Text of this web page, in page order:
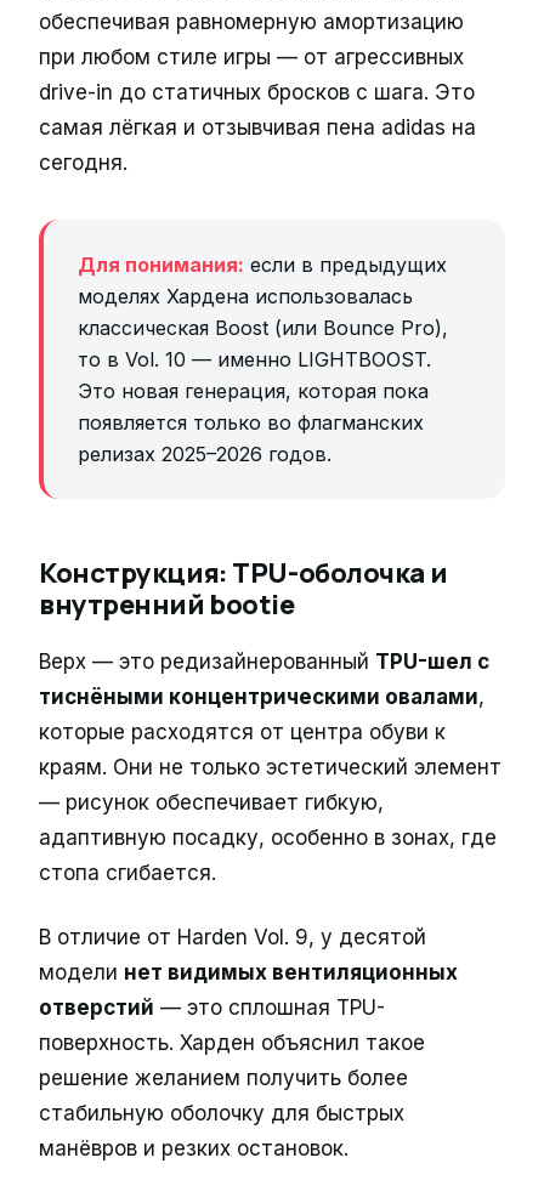
обеспечивая равномерную амортизацию
при любом стиле игры — от агрессивных
drive-in до статичных бросков с шага. Это
самая лёгкая и отзывчивая пена adidas на
сегодня.
Для понимания: если в предыдущих
моделях Хардена использовалась
классическая Boost (или Bounce Pro),
то в Vol. 10 — именно LIGHTBOOST.
Это новая генерация, которая пока
появляется только во флагманских
релизах 2025–2026 годов.
Конструкция: TPU-оболочка и
внутренний bootie
Верх — это редизайнерованный TPU-шел с
тиснёными концентрическими овалами,
которые расходятся от центра обуви к
краям. Они не только эстетический элемент
— рисунок обеспечивает гибкую,
адаптивную посадку, особенно в зонах, где
стопа сгибается.
В отличие от Harden Vol. 9, у десятой
модели нет видимых вентиляционных
отверстий — это сплошная TPU-
поверхность. Харден объяснил такое
решение желанием получить более
стабильную оболочку для быстрых
манёвров и резких остановок.